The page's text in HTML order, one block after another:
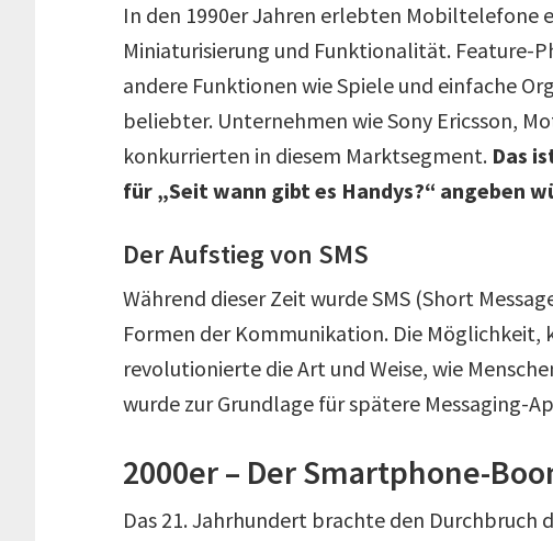
In den 1990er Jahren erlebten Mobiltelefone
Miniaturisierung und Funktionalität. Feature-
andere Funktionen wie Spiele und einfache
beliebter. Unternehmen wie Sony Ericsson,
konkurrierten in diesem Marktsegment. Das
für „Seit wann gibt es Handys?“ angeben
Der Aufstieg von SMS
Während dieser Zeit wurde SMS (Short
Formen der Kommunikation. Die Möglichkeit,
revolutionierte die Art und Weise, wie
wurde zur Grundlage für spätere Messaging-
2000er – Der Smartphone-
Das 21. Jahrhundert brachte den Durchbruch